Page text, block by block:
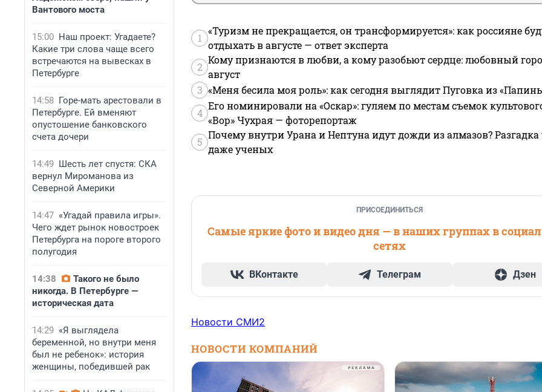
Вантового моста
15:00 Наш проект: Угадаете?
Какие три слова чаще всего
встречаются на вывесках в
Петербурге
14:58 Горе-мать арестовали в
Петербурге. Ей вменяют
опустошение банковского
счета дочери
14:49 Шесть лет спустя: СКА
вернул Мироманова из
Северной Америки
14:47 «Угадай правила игры».
Чего ждет рынок новостроек
Петербурга на пороге второго
полугодия
14:38
Такого не было
никогда. В Петербурге —
историческая дата
14:29 «Я выглядела
беременной, но внутри меня
был не ребенок»: история
женщины, победившей рак
1
«Туризм не прекращается, он трансформируется»: как россияне
отдыхать в августе — ответ эксперта
2
Кому признаются в любви, а кому разобьют сердце: любовный
август
3 «Меня бесила моя роль»: как сегодня выглядит Пуговка из
4
Его номинировали на «Оскар»: гуляем по местам съемок
«Вор» Чухрая — фоторепортаж
5
Почему внутри Урана и Нептуна идут дожди из алмазов?
даже ученых
ПРИСОЕДИНИТЬСЯ
Самые яркие фото и видео дня — в наших группах в
сетях
ВКонтакте Телеграм Дзен
Новости СМИ2
НОВОСТИ КОМПАНИЙ